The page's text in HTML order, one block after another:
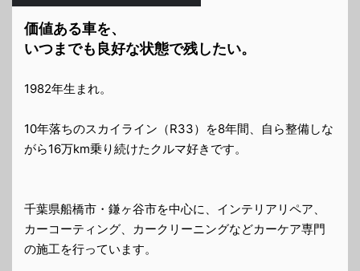
価値ある車を、
いつまでも良好な状態で残したい。
1982年生まれ。
10年落ちのスカイライン（R33）を8年間、自ら整備しな
がら16万km乗り続けたクルマ好きです。
千葉県船橋市・鎌ヶ谷市を中心に、インテリアリペア、
カーコーティング、カークリーニングなどカーケア専門
の施工を行っています。